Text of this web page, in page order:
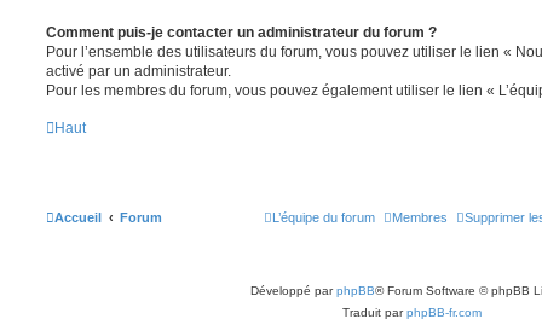
Comment puis-je contacter un administrateur du forum ?
Pour l’ensemble des utilisateurs du forum, vous pouvez utiliser le lien «
activé par un administrateur.
Pour les membres du forum, vous pouvez également utiliser le lien «
Haut
Accueil Forum Supprimer
Membres
L’équipe du forum
Développé parphpBB® Forum Software © phpBB
Traduit parphpBB-fr.com